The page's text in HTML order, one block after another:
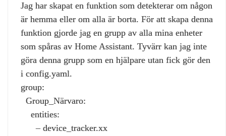
Jag har skapat en funktion som detekterar om någon
är hemma eller om alla är borta. För att skapa denna
funktion gjorde jag en grupp av alla mina enheter
som spåras av Home Assistant. Tyvärr kan jag inte
göra denna grupp som en hjälpare utan fick gör den
i config.yaml.
group:
Group_Närvaro:
entities:
– device_tracker.xx